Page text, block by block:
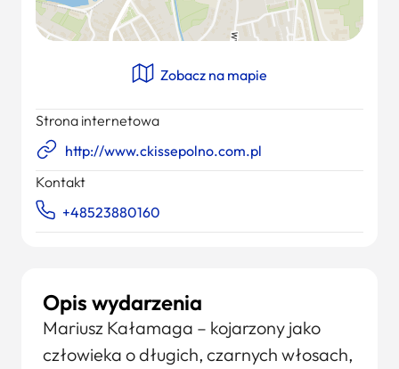
Opis wydarzenia
Mariusz Kałamaga – kojarzony jako
człowieka o długich, czarnych włosach,
Zobacz na mapie
Strona internetowa
http://www.ckissepolno.com.pl
Kontakt
+48523880160